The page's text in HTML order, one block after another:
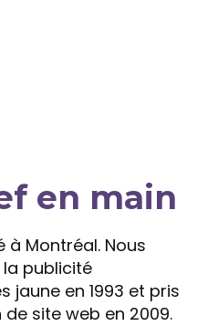
en main
à Montréal. Nous
publicité
jaune en 1993 et pris
site web en 2009.